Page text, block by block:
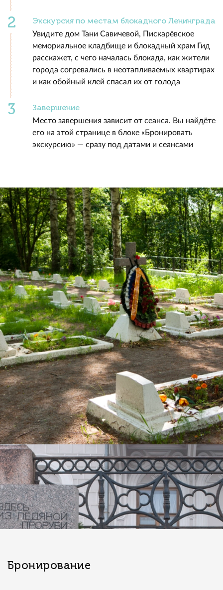
Экскурсия по местам блокадного Ленинграда
Увидите дом Тани Савичевой, Пискарёвское
мемориальное кладбище и блокадный храм Гид
расскажет, с чего началась блокада, как жители
города согревались в неотапливаемых квартирах
и как обойный клей спасал их от голода
Завершение
Место завершения зависит от сеанса. Вы найдёте
его на этой странице в блоке «Бронировать
экскурсию» — сразу под датами и сеансами
Бронирование